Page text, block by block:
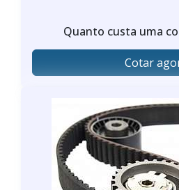
Quanto custa uma
Cotar